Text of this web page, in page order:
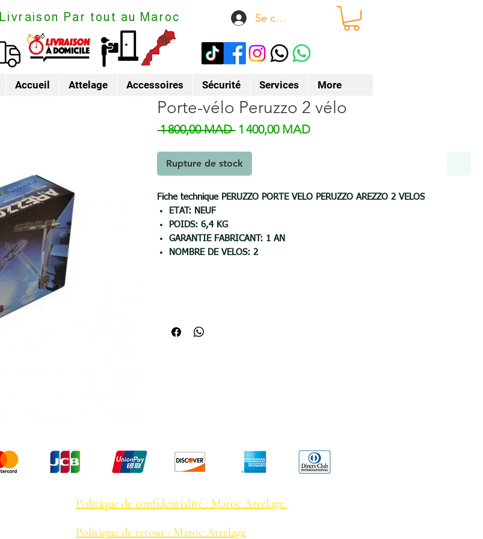
Livraison Par tout au Maroc Se connecter
Accueil Attelage Accessoires Sécurité Services More
Porte-vélo Peruzzo 2 vélo
1 800,00 MAD Prix original
1 400,00 MADPrix promotionnel
Rupture de stock
Fiche technique PERUZZO PORTE VELO PERUZZO AREZZO 2 VELOS
ETAT: NEUF
POIDS: 6,4 KG
GARANTIE FABRICANT: 1 AN
NOMBRE DE VELOS: 2
Politique de confidentialité : Maroc Attelage
Politique de retour : Maroc Attelage